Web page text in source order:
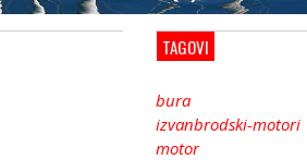
TAGOVI
bura
izvanbrodski-motori
motor